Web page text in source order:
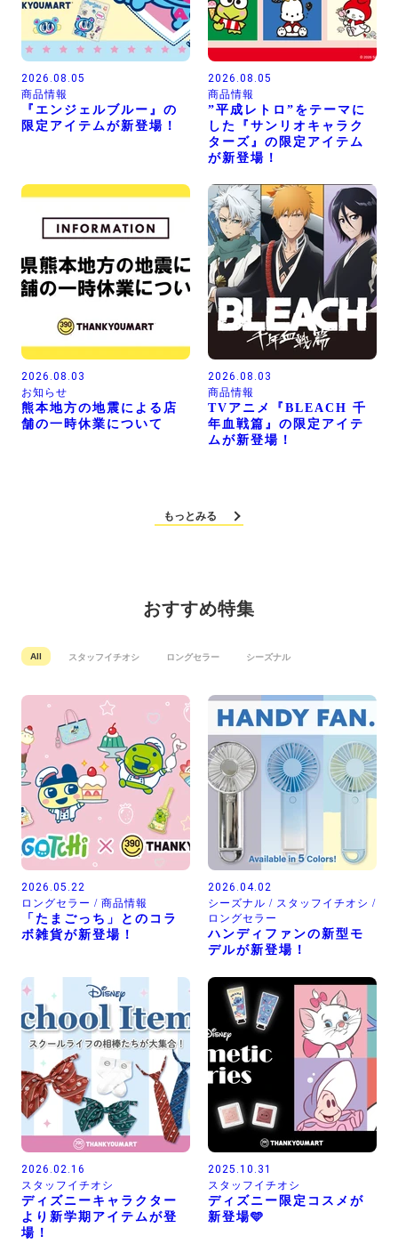
2026.08.05
商品情報
『エンジェルブルー』の
限定アイテムが新登場！
2026.08.05
商品情報
”平成レトロ”をテーマに
した『サンリオキャラク
ターズ』の限定アイテム
が新登場！
2026.08.03
お知らせ
熊本地方の地震による店
舗の一時休業について
2026.08.03
商品情報
TVアニメ『BLEACH 千
年血戦篇』の限定アイテ
ムが新登場！
もっとみる
おすすめ特集
All スタッフイチオシ ロングセラー シーズナル
2026.05.22
ロングセラー / 商品情報
「たまごっち」とのコラ
ボ雑貨が新登場！
2026.04.02
シーズナル / スタッフイチオシ /
ロングセラー
ハンディファンの新型モ
デルが新登場！
2026.02.16
スタッフイチオシ
ディズニーキャラクター
より新学期アイテムが登
場！
2025.10.31
スタッフイチオシ
ディズニー限定コスメが
新登場🩵